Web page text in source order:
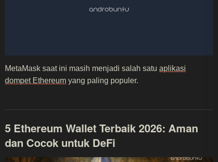
MetaMask saat ini masih menjadi salah satu aplikasi
dompet Ethereum yang paling populer.
5 Ethereum Wallet Terbaik 2026: Aman
dan Cocok untuk DeFi